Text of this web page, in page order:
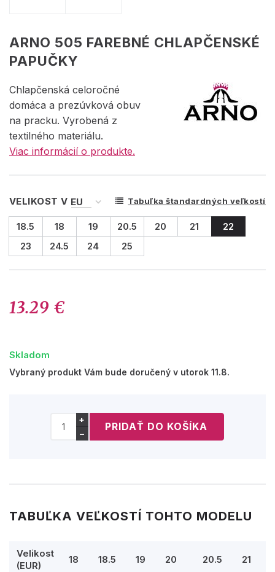
ARNO 505 FAREBNÉ CHLAPČENSKÉ
PAPUČKY
Chlapčenská celoročné
domáca a prezúvková obuv
na pracku. Vyrobená z
textilného materiálu.
Viac informácií o produkte.
VELIKOST V Tabuľka štandardných veľkostí
18.5 18 19 20.5 20 21
22
23
24.5 24 25
13.29 €
Skladom
Vybraný produkt Vám bude doručený v utorok 11.8.
+
−
TABUĽKA VEĽKOSTÍ TOHTO MODELU
Velikost
(EUR)
18 18.5 19 20 20.5 21